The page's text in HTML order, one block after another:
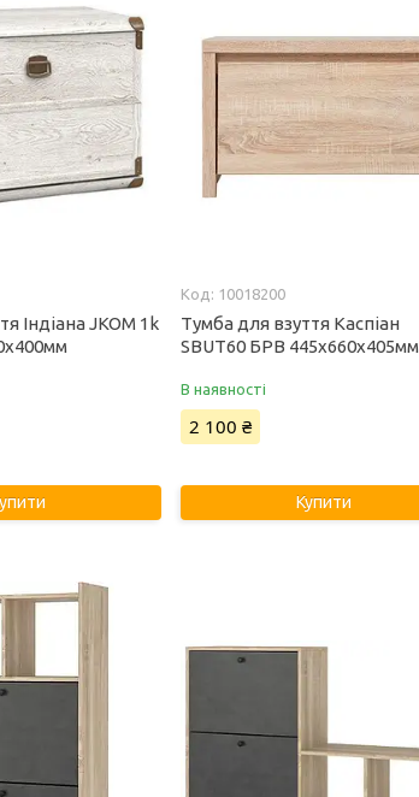
Індіана JKOM 1k
10018200
Тумба для взуття Каспіан
SBUT60 БРВ 445х660х405мм
В наявності
2 100 ₴
Купити